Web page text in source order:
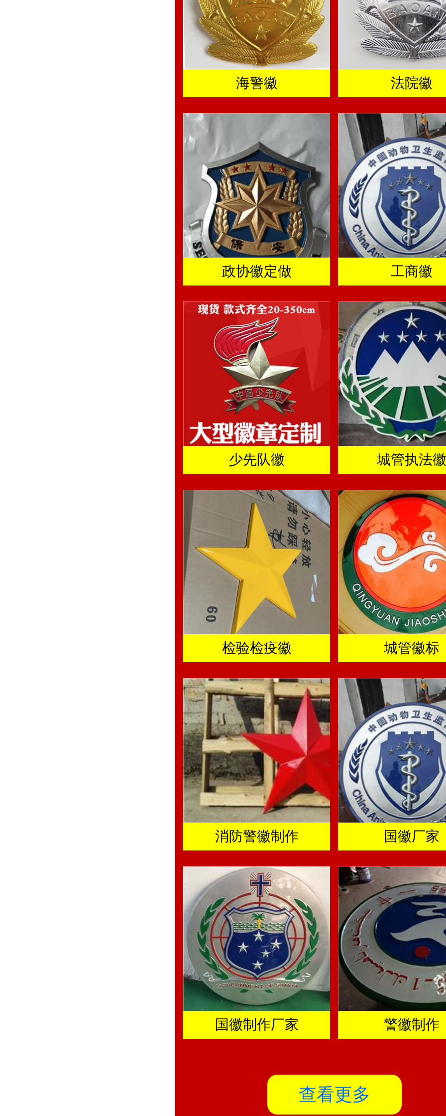
海警徽 法院徽
政协徽定做 工商徽
少先队徽 城管执法徽
检验检疫徽 城管徽标
消防警徽制作 国徽厂家
国徽制作厂家 警徽制作
查看更多